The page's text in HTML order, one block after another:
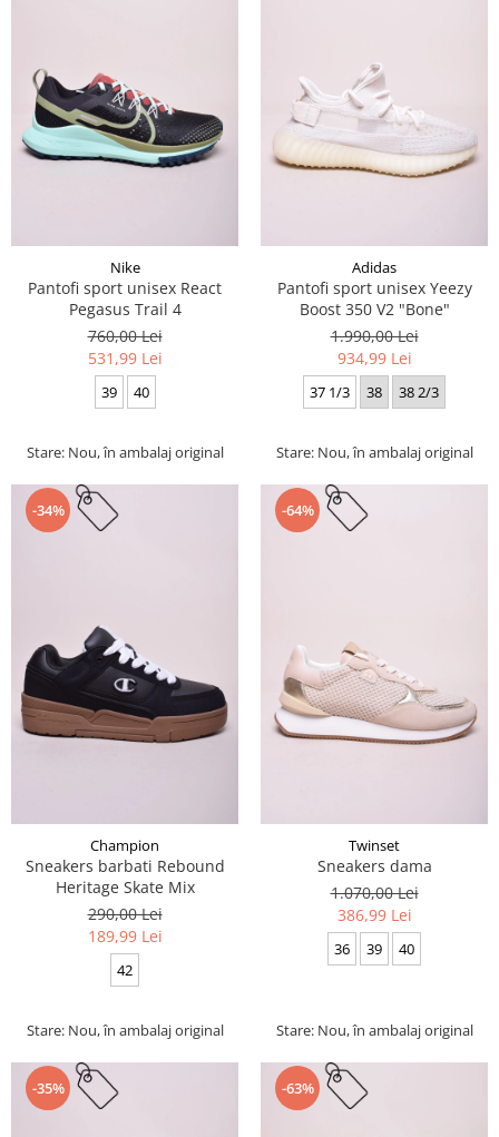
Nike
Pantofi sport unisex React
Pegasus Trail 4
760,00 Lei
531,99 Lei
39 40
Stare: Nou, în ambalaj original
Adidas
Pantofi sport unisex Yeezy
Boost 350 V2 "Bone"
1.990,00 Lei
934,99 Lei
37 1/3 38 38 2/3
Stare: Nou, în ambalaj original
-34%
Champion
Sneakers barbati Rebound
Heritage Skate Mix
290,00 Lei
189,99 Lei
42
Stare: Nou, în ambalaj original
-64%
Twinset
Sneakers dama
1.070,00 Lei
386,99 Lei
36 39 40
Stare: Nou, în ambalaj original
-35% -63%